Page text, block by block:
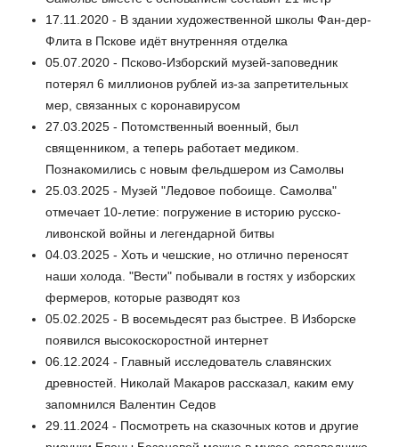
17.11.2020 - В здании художественной школы Фан-дер-
Флита в Пскове идёт внутренняя отделка
05.07.2020 - Псково-Изборский музей-заповедник
потерял 6 миллионов рублей из-за запретительных
мер, связанных с коронавирусом
27.03.2025 - Потомственный военный, был
священником, а теперь работает медиком.
Познакомились с новым фельдшером из Самолвы
25.03.2025 - Музей "Ледовое побоище. Самолва"
отмечает 10-летие: погружение в историю русско-
ливонской войны и легендарной битвы
04.03.2025 - Хоть и чешские, но отлично переносят
наши холода. "Вести" побывали в гостях у изборских
фермеров, которые разводят коз
05.02.2025 - В восемьдесят раз быстрее. В Изборске
появился высокоскоростной интернет
06.12.2024 - Главный исследователь славянских
древностей. Николай Макаров рассказал, каким ему
запомнился Валентин Седов
29.11.2024 - Посмотреть на сказочных котов и другие